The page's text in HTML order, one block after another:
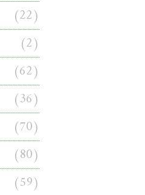
(22)
(2)
(62)
(36)
(70)
(80)
(59)